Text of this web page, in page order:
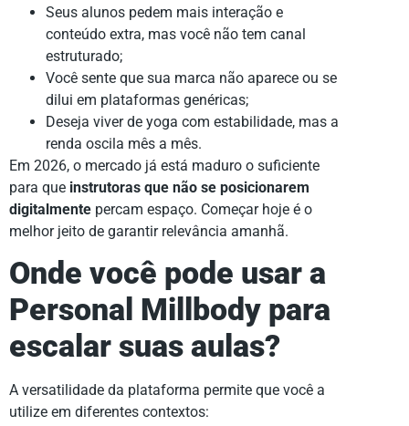
Seus alunos pedem mais interação e
conteúdo extra, mas você não tem canal
estruturado;
Você sente que sua marca não aparece ou se
dilui em plataformas genéricas;
Deseja viver de yoga com estabilidade, mas a
renda oscila mês a mês.
Em 2026, o mercado já está maduro o suficiente
para que instrutoras que não se posicionarem
digitalmente percam espaço. Começar hoje é o
melhor jeito de garantir relevância amanhã.
Onde você pode usar a
Personal Millbody para
escalar suas aulas?
A versatilidade da plataforma permite que você a
utilize em diferentes contextos: